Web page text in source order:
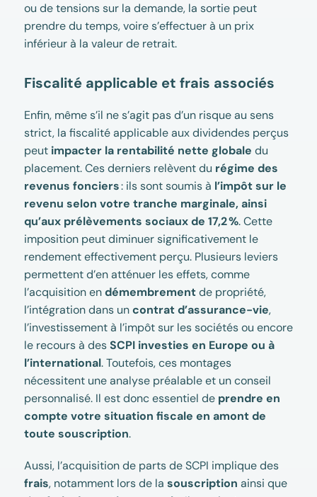
ou de tensions sur la demande, la sortie peut
prendre du temps, voire s’effectuer à un prix
inférieur à la valeur de retrait.
Fiscalité applicable et frais associés
Enfin, même s’il ne s’agit pas d’un risque au sens
strict, la fiscalité applicable aux dividendes perçus
peut impacter la rentabilité nette globale du
placement. Ces derniers relèvent du régime des
revenus fonciers: ils sont soumis à l’impôt sur le
revenu selon votre tranche marginale, ainsi
qu’aux prélèvements sociaux de 17,2 %. Cette
imposition peut diminuer significativement le
rendement effectivement perçu. Plusieurs leviers
permettent d’en atténuer les effets, comme
l’acquisition endémembrementde propriété,
l’intégration dans uncontrat d’assurance-vie,
l’investissement à l’impôt sur les sociétés ou encore
le recours à desSCPI investies en Europe ou à
l’international. Toutefois, ces montages
nécessitent une analyse préalable et un conseil
personnalisé. Il est donc essentiel de prendre en
compte votre situation fiscale en amont de
toute souscription.
Aussi, l’acquisition de parts de SCPI implique des
frais, notamment lors de la souscription ainsi que